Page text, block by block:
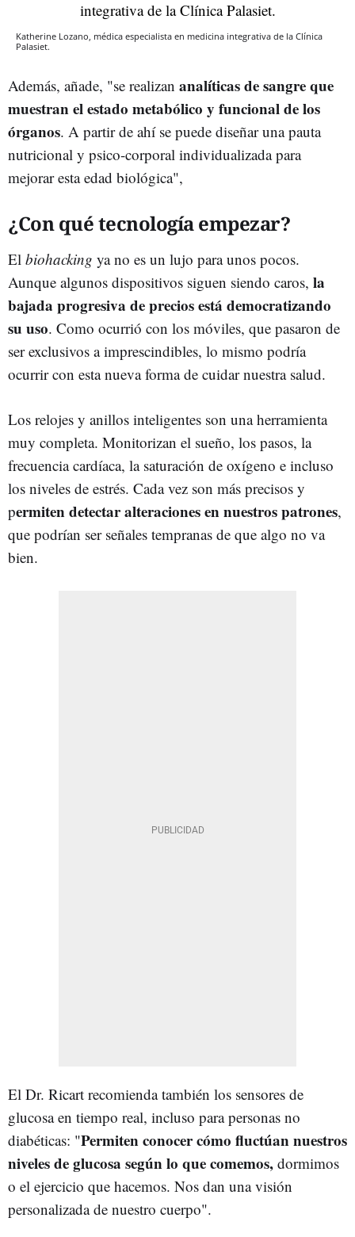
Katherine Lozano, médica especialista en medicina integrativa de la Clínica
Palasiet.
Además, añade, "se realizan analíticas de sangre que
muestran el estado metabólico y funcional de los
órganos. A partir de ahí se puede diseñar una pauta
nutricional y psico-corporal individualizada para
mejorar esta edad biológica",
¿Con qué tecnología empezar?
El biohacking ya no es un lujo para unos pocos.
Aunque algunos dispositivos siguen siendo caros, la
bajada progresiva de precios está democratizando
su uso. Como ocurrió con los móviles, que pasaron de
ser exclusivos a imprescindibles, lo mismo podría
ocurrir con esta nueva forma de cuidar nuestra salud.
Los relojes y anillos inteligentes son una herramienta
muy completa. Monitorizan el sueño, los pasos, la
frecuencia cardíaca, la saturación de oxígeno e incluso
los niveles de estrés. Cada vez son más precisos y
permiten detectar alteraciones en nuestros patrones,
que podrían ser señales tempranas de que algo no va
bien.
El Dr. Ricart recomienda también los sensores de
glucosa en tiempo real, incluso para personas no
diabéticas: "Permiten conocer cómo fluctúan nuestros
niveles de glucosa según lo que comemos, dormimos
o el ejercicio que hacemos. Nos dan una visión
personalizada de nuestro cuerpo".